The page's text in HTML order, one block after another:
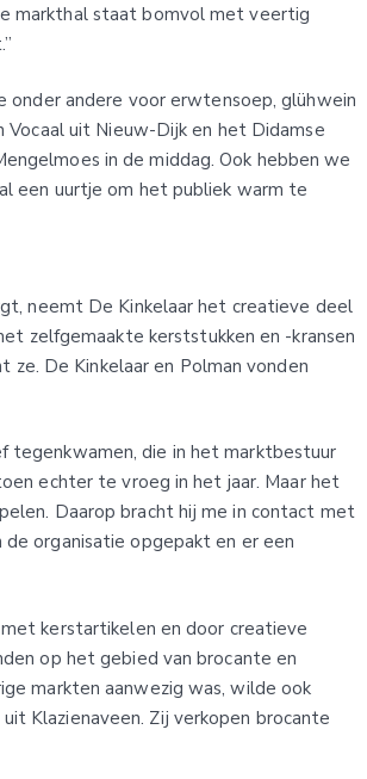
markthal staat bomvol met veertig
onder andere voor erwtensoep, glühwein
Vocaal uit Nieuw-Dijk en het Didamse
in de middag. Ook hebben we
een uurtje om het publiek warm te
neemt De Kinkelaar het creatieve deel
zelfgemaakte kerststukken en -kransen
ze. De Kinkelaar en Polman vonden
tegenkwamen, die in het marktbestuur
echter te vroeg in het jaar. Maar het
Daarop bracht hij me in contact met
organisatie opgepakt en er een
kerstartikelen en door creatieve
op het gebied van brocante en
markten aanwezig was, wilde ook
Klazienaveen. Zij verkopen brocante